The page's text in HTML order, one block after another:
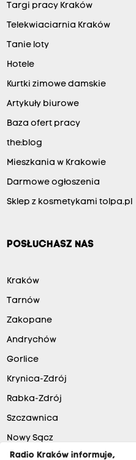
Targi pracy Kraków
Telekwiaciarnia Kraków
Tanie loty
Hotele
Kurtki zimowe damskie
Artykuły biurowe
Baza ofert pracy
the:blog
Mieszkania w Krakowie
Darmowe ogłoszenia
Sklep z kosmetykami tolpa.pl
POSŁUCHASZ NAS
Kraków
Tarnów
Zakopane
Andrychów
Gorlice
Krynica-Zdrój
Rabka-Zdrój
Szczawnica
Nowy Sącz
Radio Kraków informuje,